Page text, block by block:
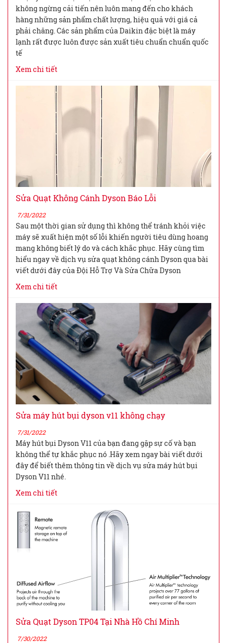
không ngừng cải tiến nên luôn mang đến cho khách
hàng những sản phẩm chất lượng, hiệu quả với giá cả
phải chăng. Các sản phẩm của Daikin đặc biệt là máy
lạnh rất được luôn được sản xuất tiêu chuẩn chuẩn quốc
tế
Xem chi tiết
Sửa Quạt Không Cánh Dyson Báo Lỗi
7/31/2022
Sau một thời gian sử dụng thì không thể tránh khỏi việc
máy sẽ xuất hiện một số lỗi khiến người tiêu dùng hoang
mang không biết lý do và cách khắc phục. Hãy cùng tìm
hiểu ngay về dịch vụ sửa quạt không cánh Dyson qua bài
viết dưới đây của Đội Hỗ Trợ Và Sửa Chữa Dyson
Xem chi tiết
Sửa máy hút bụi dyson v11 không chạy
7/31/2022
Máy hút bụi Dyson V11 của bạn đang gặp sự cố và bạn
không thể tự khắc phục nó .Hãy xem ngay bài viết dưới
đây để biết thêm thông tin về dịch vụ sửa máy hút bụi
Dyson V11 nhé.
Xem chi tiết
Sửa Quạt Dyson TP04 Tại Nhà Hồ Chí Minh
7/30/2022